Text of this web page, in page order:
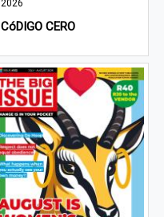
2026
CóDIGO CERO